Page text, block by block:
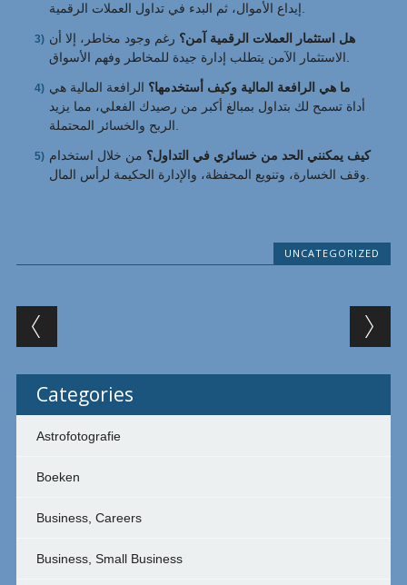
هل استثمار العملات الرقمية آمن؟ رغم وجود مخاطر، إلا أن
ما هي الرافعة المالية وكيف أستخدمها؟ الرافعة المالية هي
أداة تسمح لك بتداول بمبالغ أكبر من رصيدك الفعلي، مما يزيد
كيف يمكنني الحد من خسائري في التداول؟ من خلال استخدام
UNCATEGORIZED
Post navigation
Categories
Astrofotografie
Boeken
Business, Careers
Business, Small Business